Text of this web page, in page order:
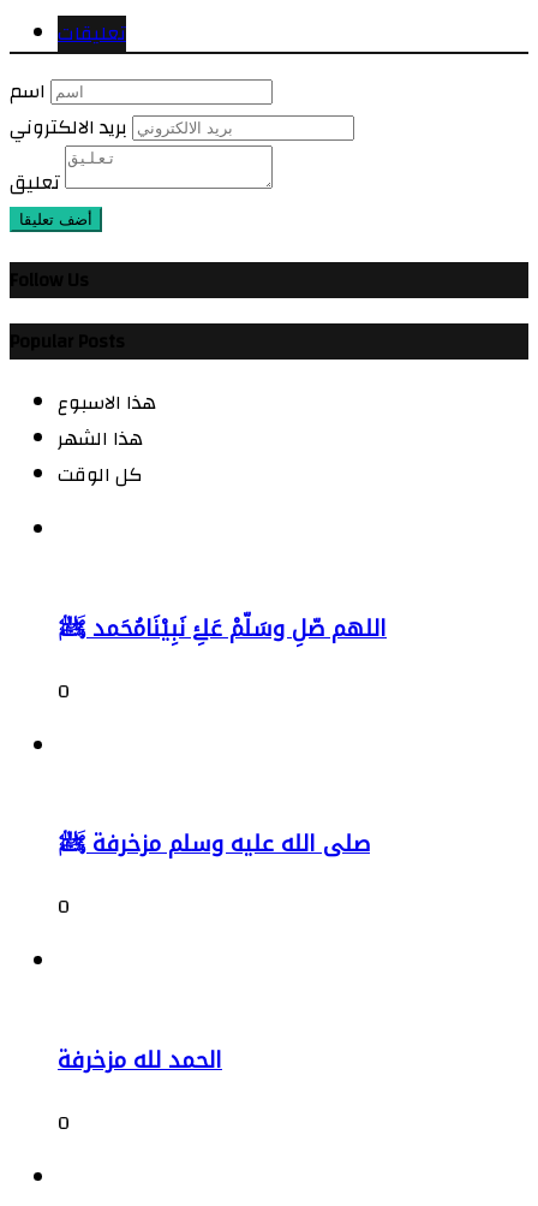
تعليقات
اسم
بريد الالكتروني
تعليق
أضف تعليقا
هذا الاسبوع
هذا الشهر
كل الوقت
اللهم صّلِ وسَلّمْ عَلۓِ نَبِيْنَامُحَمد ﷺ
0
صلى الله عليه وسلم مزخرفة ﷺ
0
الحمد لله مزخرفة
0